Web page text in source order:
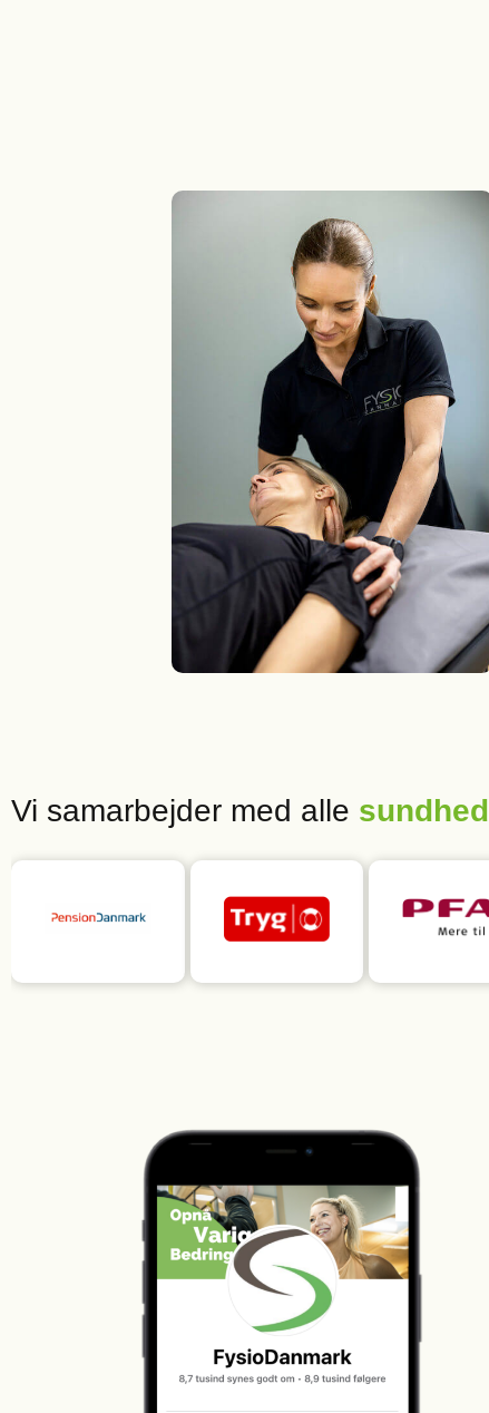
Vi samarbejder med alle